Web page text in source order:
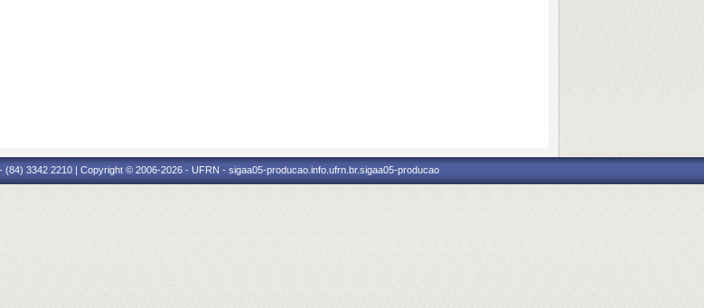
(84) 3342 2210 | Copyright © 2006-2026 - UFRN - sigaa05-producao.info.ufrn.br.sigaa05-producao